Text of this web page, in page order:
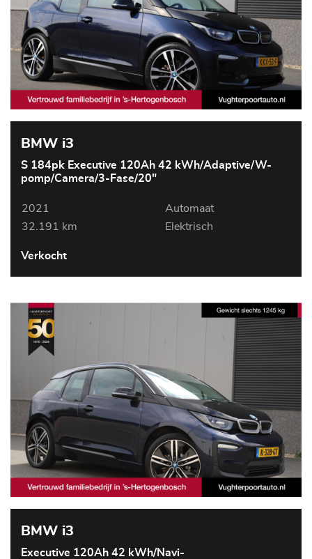
BMW i3
S 184pk Executive 120Ah 42 kWh/Adaptive/W-
pomp/Camera/3-Fase/20"
2021
Automaat
32.191 km
Elektrisch
Verkocht
BMW i3
Executive 120Ah 42 kWh/Navi-